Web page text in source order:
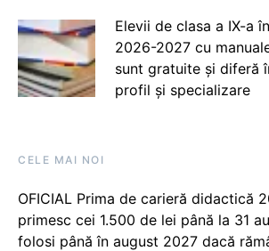
Elevii de clasa a IX-a
2026-2027 cu
sunt gratuite și diferă
profil și specializare
CELE MAI NOI
OFICIAL Prima de carieră didactică
primesc cei 1.500 de lei până la 31
folosi până în august 2027 dacă